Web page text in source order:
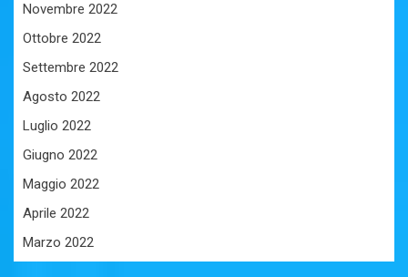
Novembre 2022
Ottobre 2022
Settembre 2022
Agosto 2022
Luglio 2022
Giugno 2022
Maggio 2022
Aprile 2022
Marzo 2022